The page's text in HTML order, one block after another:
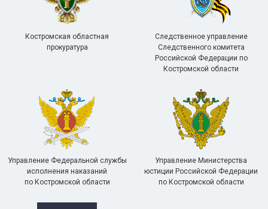
Костромская областная
прокуратура
Следственное управление
Следственного комитета
Российской Федерации по
Костромской области
Управление Федеральной службы
исполнения наказаний
по Костромской области
Управление Министерства
юстиции Российской Федерации
по Костромской области